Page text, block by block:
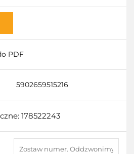
PDF
5902659515216
178522243